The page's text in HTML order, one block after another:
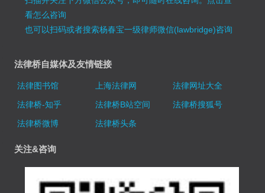
看怎么咨询
也可以扫码或者搜索杨春宝一级律师微信(lawbridge)咨询
法律桥自媒体及友情链接
法律图书馆 上海法律网
法律网址大全
法律桥-知乎
法律桥B站空间
法律桥搜狐号
法律桥微博
法律桥头条
关注&咨询